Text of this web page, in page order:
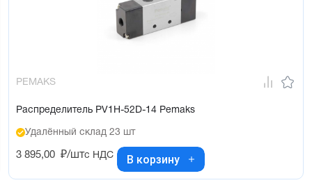
PEMAKS
Распределитель PV1H-52D-14 Pemaks
Удалённый склад 23 шт
3 895,00 ₽/штс НДС В корзину